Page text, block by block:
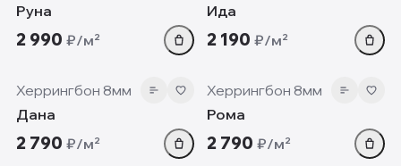
Руна
2 990 ₽/м²
Ида
2 190 ₽/м²
8 мм
Херрингбон 8мм
Дана
2 790 ₽/м²
8 мм
Херрингбон 8мм
Рома
2 790 ₽/м²
8 мм 8 мм